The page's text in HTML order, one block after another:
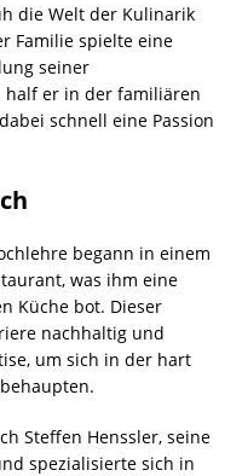
die Welt der Kulinarik
Familie spielte eine
seiner
half er in der familiären
schnell eine Passion
begann in einem
was ihm eine
Küche bot. Dieser
nachhaltig und
um sich in der hart
Steffen Henssler, seine
spezialisierte sich in